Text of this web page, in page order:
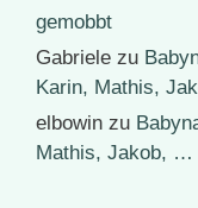
gemobbt
Gabriele zu
Karin, Mathis,
elbowin zu
Mathis, Jakob, …